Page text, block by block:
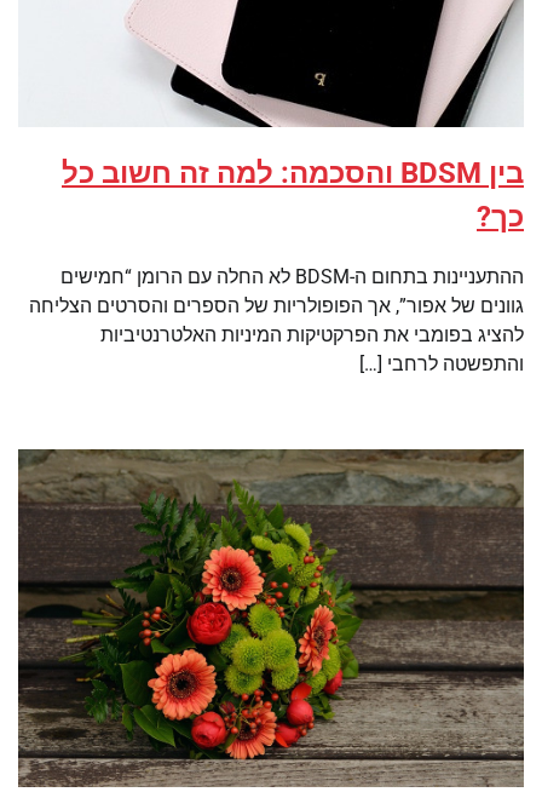
בין BDSM והסכמה: למה זה חשוב כל
כך?
ההתעניינות בתחום ה-BDSM לא החלה עם הרומן “חמישים
גוונים של אפור”, אך הפופולריות של הספרים והסרטים הצליחה
להציג בפומבי את הפרקטיקות המיניות האלטרנטיביות
והתפשטה לרחבי […]